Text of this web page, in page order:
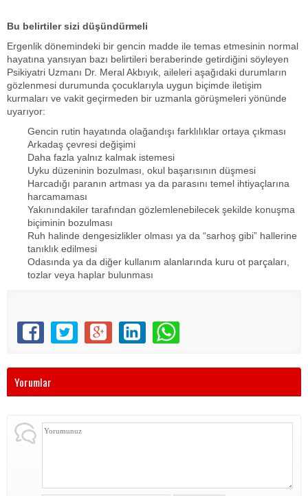
Bu belirtiler sizi düşündürmeli
Ergenlik dönemindeki bir gencin madde ile temas etmesinin normal
hayatına yansıyan bazı belirtileri beraberinde getirdiğini söyleyen
Psikiyatri Uzmanı Dr. Meral Akbıyık, aileleri aşağıdaki durumların
gözlenmesi durumunda çocuklarıyla uygun biçimde iletişim
kurmaları ve vakit geçirmeden bir uzmanla görüşmeleri yönünde
uyarıyor:
Gencin rutin hayatında olağandışı farklılıklar ortaya çıkması
Arkadaş çevresi değişimi
Daha fazla yalnız kalmak istemesi
Uyku düzeninin bozulması, okul başarısının düşmesi
Harcadığı paranın artması ya da parasını temel ihtiyaçlarına
harcamaması
Yakınındakiler tarafından gözlemlenebilecek şekilde konuşma
biçiminin bozulması
Ruh halinde dengesizlikler olması ya da “sarhoş gibi” hallerine
tanıklık edilmesi
Odasında ya da diğer kullanım alanlarında kuru ot parçaları,
tozlar veya haplar bulunması
Yorumlar